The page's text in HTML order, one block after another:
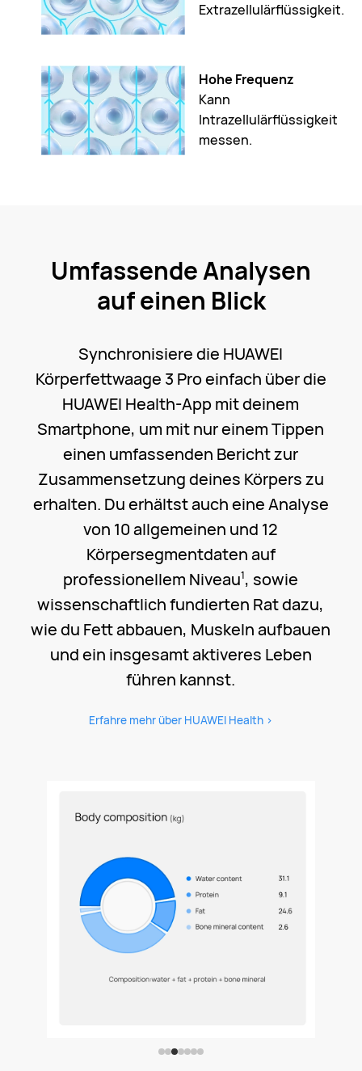
Extrazellulärflüssigkeit.
Hohe Frequenz
Kann
Intrazellulärflüssigkeit
messen.
Umfassende Analysen
auf einen Blick
Synchronisiere die HUAWEI
Körperfettwaage 3 Pro einfach über die
HUAWEI Health-App mit deinem
Smartphone, um mit nur einem Tippen
einen umfassenden Bericht zur
Zusammensetzung deines Körpers zu
erhalten. Du erhältst auch eine Analyse
von 10 allgemeinen und 12
Körpersegmentdaten auf
professionellem Niveau1, sowie
wissenschaftlich fundierten Rat dazu,
wie du Fett abbauen, Muskeln aufbauen
und ein insgesamt aktiveres Leben
führen kannst.
Erfahre mehr über HUAWEI Health >